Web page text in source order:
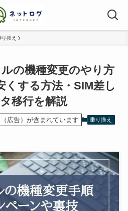
り換え
の機種変更のやり方
くする方法・SIM差し
移行を解説
広告）が含まれています 乗り換え